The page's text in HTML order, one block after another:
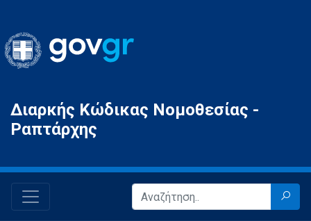
Gov.gr
Διαρκής Κώδικας Νομοθεσίας -
Ραπτάρχης